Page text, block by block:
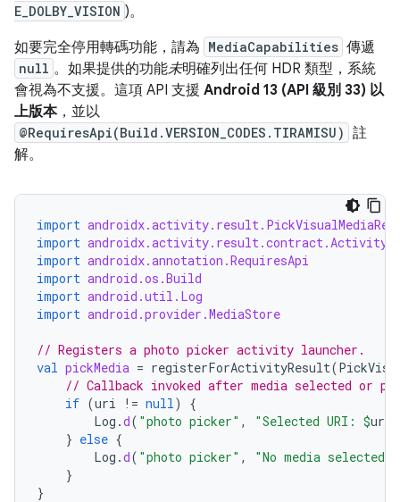
E_DOLBY_VISION )。
如要完全停用轉碼功能，請為 MediaCapabilities 傳遞
null 。如果提供的功能未明確列出任何 HDR 類型，系統
會視為不支援。這項 API 支援 Android 13 (API 級別 33) 以
上版本，並以
@RequiresApi(Build.VERSION_CODES.TIRAMISU) 註
解。
import
import
import androidx.annotation.RequiresApi
import android.os.Build
import android.util.Log
import android.provider.MediaStore
// Registers a photo picker activity launcher.
val pickMedia = registerForActivityResult(
// Callback invoked after media selected or
if (uri != null)
{
Log .d( "photo picker" , "Selected URI: $uri
} else {
Log .d( "photo picker" , "No media selected"
}
}